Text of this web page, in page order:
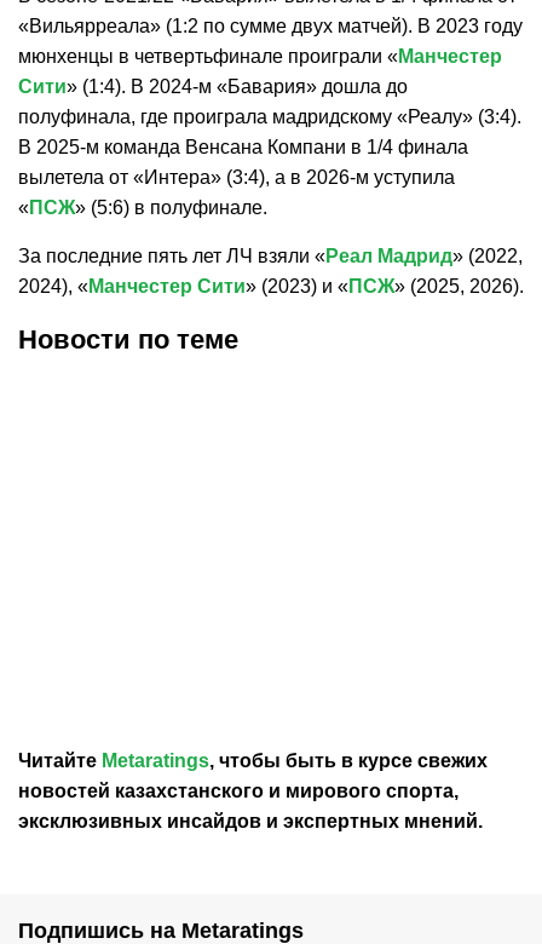
«Вильярреала» (1:2 по сумме двух матчей). В 2023 году
мюнхенцы в четвертьфинале проиграли «Манчестер
Сити» (1:4). В 2024-м «Бавария» дошла до
полуфинала, где проиграла мадридскому «Реалу» (3:4).
В 2025-м команда Венсана Компани в 1/4 финала
вылетела от «Интера» (3:4), а в 2026-м уступила
«ПСЖ» (5:6) в полуфинале.
За последние пять лет ЛЧ взяли «Реал Мадрид» (2022,
2024), «Манчестер Сити» (2023) и «ПСЖ» (2025, 2026).
Новости по теме
Читайте Metaratings, чтобы быть в курсе свежих
новостей казахстанского и мирового спорта,
эксклюзивных инсайдов и экспертных мнений.
Подпишись на Metaratings